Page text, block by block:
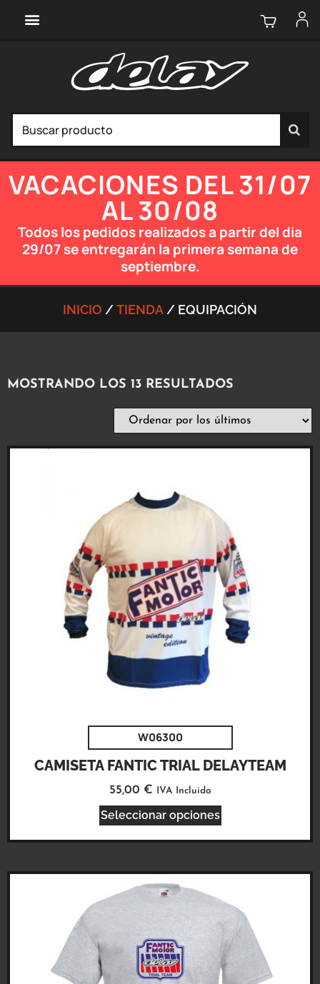
VACACIONES DEL 31/07
AL 30/08
Todos los pedidos realizados a partir del dia
29/07 se entregarán la primera semana de
septiembre.
INICIO /TIENDA/ EQUIPACIÓN
MOSTRANDO LOS 13 RESULTADOS
W06300
CAMISETA FANTIC TRIAL DELAYTEAM
55,00 € IVA Incluido
Seleccionar opciones